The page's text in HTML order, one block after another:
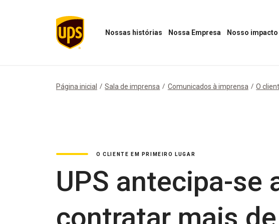
Nossas histórias Nossa Empresa Nosso impacto
Página inicial Sala de imprensa Comunicados à imprensa O
O CLIENTE EM PRIMEIRO LUGAR
UPS antecipa-se